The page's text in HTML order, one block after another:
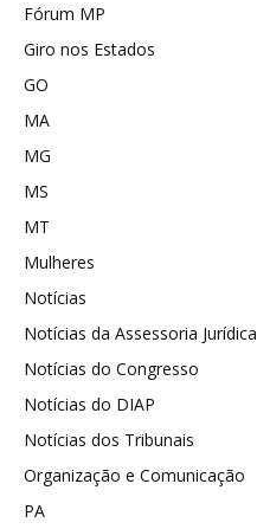
Fórum MP
Giro nos Estados
GO
MA
MG
MS
MT
Mulheres
Notícias
Notícias da Assessoria Jurídica
Notícias do Congresso
Notícias do DIAP
Notícias dos Tribunais
Organização e Comunicação
PA